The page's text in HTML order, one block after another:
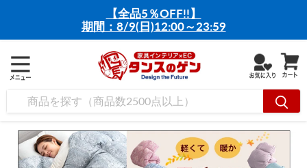
【全品5％OFF!!】
期間：8/9(日)12:00～23:59